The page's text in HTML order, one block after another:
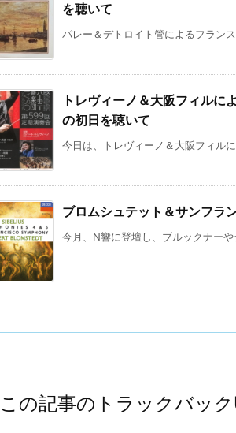
を聴いて
パレー＆デトロイト管によるフラン
トレヴィーノ＆大阪フィルに
の初日を聴いて
今日は、トレヴィーノ＆大阪フィル
ブロムシュテット＆サンフラ
今月、N響に登壇し、ブルックナー
この記事のトラックバッ